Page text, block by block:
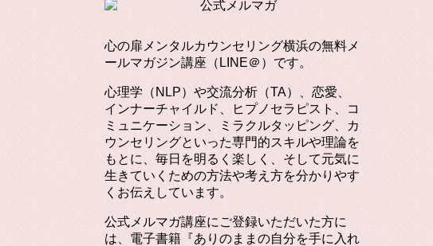
心の扉メンタルカウンセリング横浜の無料メ
ールマガジン講座（LINE＠）です。
心理学（NLP）や交流分析（TA）、恋愛、
インナーチャイルド、ヒプノセラピスト、コ
ミュニケーション、ミラクルタッピング、カ
ウンセリングといった専門的スキルや理論を
もとに、毎日を明るく楽しく、そして元気に
生きていくための方法や考え方を分かりやす
くお伝えしています。
公式メルマガ講座にご登録いただいた方に
は、電子書籍『ありのままの自分を手に入れ